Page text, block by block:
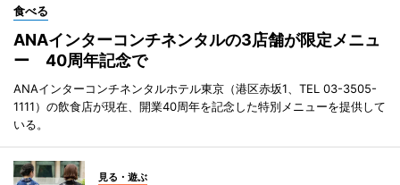
食べる
ANAインターコンチネンタルの3店舗が限定メニュ
ー 40周年記念で
ANAインターコンチネンタルホテル東京（港区赤坂1、TEL 03-3505-
1111）の飲食店が現在、開業40周年を記念した特別メニューを提供して
いる。
見る・遊ぶ